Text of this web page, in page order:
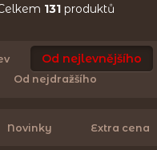
131produktů
Od nejlevnějšího
Od nejdražšího
Novinky Extra cena